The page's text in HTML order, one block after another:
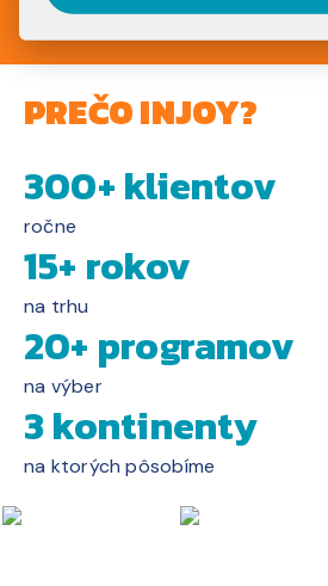
PREČO INJOY?
300+ klientov
ročne
15+ rokov
na trhu
20+ programov
na výber
3 kontinenty
na ktorých pôsobíme